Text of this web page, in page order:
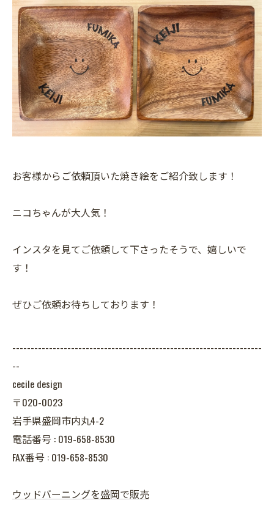
お客様からご依頼頂いた焼き絵をご紹介致します！
ニコちゃんが大人気！
インスタを見てご依頼して下さったそうで、嬉しいで
す！
ぜひご依頼お待ちしております！
--------------------------------------------------------------------
--
cecile design
〒020-0023
岩手県盛岡市内丸4-2
電話番号 : 019-658-8530
FAX番号 : 019-658-8530
ウッドバーニングを盛岡で販売